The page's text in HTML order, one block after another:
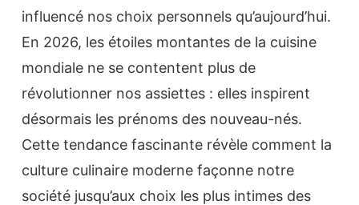
influencé nos choix personnels qu’aujourd’hui.
En 2026, les étoiles montantes de la cuisine
mondiale ne se contentent plus de
révolutionner nos assiettes : elles inspirent
désormais les prénoms des nouveau-nés.
Cette tendance fascinante révèle comment la
culture culinaire moderne façonne notre
société jusqu’aux choix les plus intimes des